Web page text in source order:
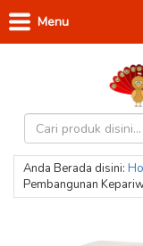
Menu
Anda Berada disini:
Pembangunan